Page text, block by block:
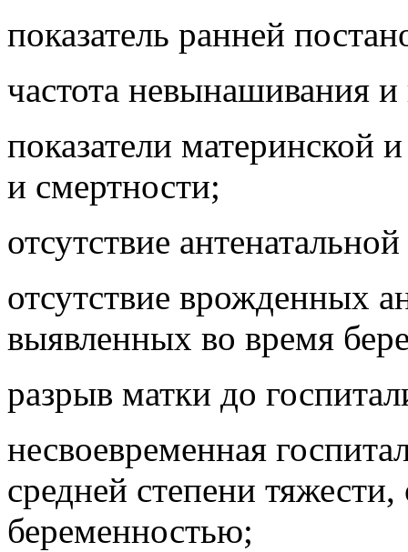
показатель ранней
частота невынашивания
показатели материнской
и смертности;
отсутствие
отсутствие врожденных
выявленных во время
разрыв матки до
несвоевременная
средней степени
беременностью;